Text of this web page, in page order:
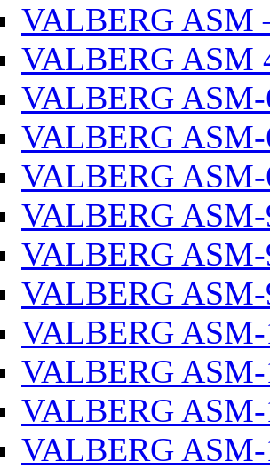
VALBERG ASM
VALBERG ASM
VALBERG
VALBERG
VALBERG
VALBERG
VALBERG
VALBERG
VALBERG
VALBERG
VALBERG
VALBERG